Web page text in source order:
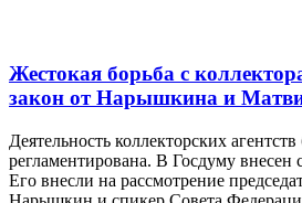
Жестокая борьба с
закон от Нарышкина и
Деятельность коллекторских агентств
регламентирована. В Госдуму внесен
Его внесли на рассмотрение